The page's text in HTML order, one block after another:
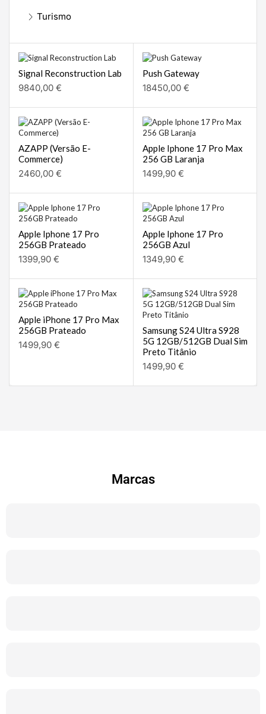
Turismo
Signal Reconstruction Lab
9840,00 €
Push Gateway
18450,00 €
AZAPP (Versão E-
Commerce)
2460,00 €
Apple Iphone 17 Pro Max
256 GB Laranja
1499,90 €
Apple Iphone 17 Pro
256GB Prateado
1399,90 €
Apple Iphone 17 Pro
256GB Azul
1349,90 €
Apple iPhone 17 Pro Max
256GB Prateado
1499,90 €
Samsung S24 Ultra S928
5G 12GB/512GB Dual Sim
Preto Titânio
1499,90 €
Marcas